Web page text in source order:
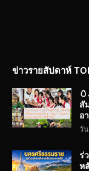
ข่าวรายสัปดาห์
สั
อ
วั
ร่
ห